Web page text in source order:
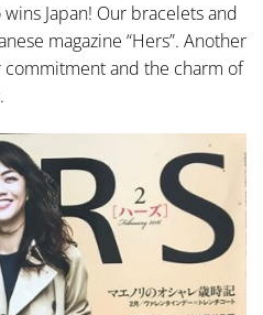
Japan! Our bracelets and
magazine “Hers”. Another
and the charm of